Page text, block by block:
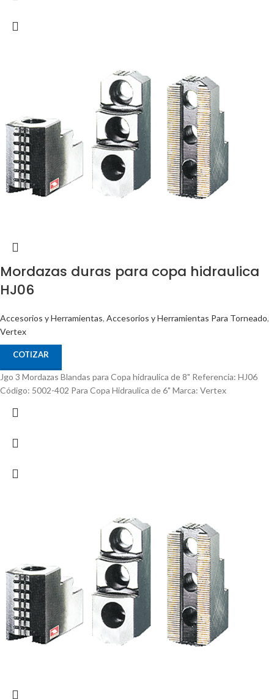
Mordazas duras para copa hidraulica
HJ06
Accesorios y Herramientas, Accesorios y Herramientas Para Torneado,
Vertex
COTIZAR
Jgo 3 Mordazas Blandas para Copa hidraulica de 8" Referencia: HJ06
Código: 5002-402 Para Copa Hidraulica de 6" Marca: Vertex